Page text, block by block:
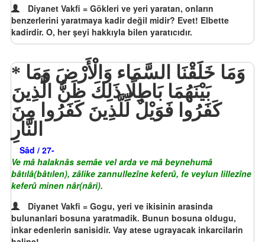
Diyanet Vakfi = Gökleri ve yeri yaratan, onların
benzerlerini yaratmaya kadir değil midir? Evet! Elbette
kadirdir. O, her şeyi hakkıyla bilen yaratıcıdır.
بَيْنَهُمَا بَاطِلًا ذَلِكَ ظَنُّ الَّذِينَ
كَفَرُوا فَوَيْلٌ لِّلَّذِينَ كَفَرُوا مِنَ
النَّارِ
Sâd / 27-
Ve mâ halaknâs semâe vel arda ve mâ beynehumâ
bâtılâ(bâtılen), zâlike zannullezîne keferû, fe veylun lillezîne
keferû minen nâr(nâri).
Diyanet Vakfi = Gogu, yeri ve ikisinin arasinda
bulunanlari bosuna yaratmadik. Bunun bosuna oldugu,
inkar edenlerin sanisidir. Vay atese ugrayacak inkarcilarin